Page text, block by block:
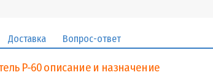
Доставка Вопрос-ответ
Р-60 описание и назначение